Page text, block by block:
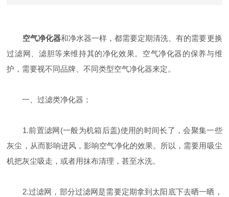
空气净化器和净水器一样，都需要定期清洗、有的需要更换
过滤网、滤胆等来维持其的净化效果。空气净化器的保养与维
护，需要视不同品牌、不同类型空气净化器来定。
一、过滤类净化器：
1.前置滤网(一般为机箱后盖)使用的时间长了，会聚集一些
灰尘，从而影响进风，影响空气净化的效果。所以，需要用吸尘
机把灰尘吸走，或者用抹布清理，甚至水洗。
2.过滤网，部分过滤网是需要定期拿到太阳底下去晒一晒，